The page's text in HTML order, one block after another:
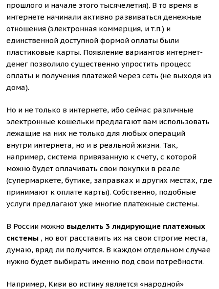
прошлого и начале этого тысячелетия). В то время в
интернете начинали активно развиваться денежные
отношения (электронная коммерция, и т.п.) и
единственной доступной формой оплаты были
пластиковые карты. Появление вариантов интернет-
денег позволило существенно упростить процесс
оплаты и получения платежей через сеть (не выходя из
дома).
Но и не только в интернете, ибо сейчас различные
электронные кошельки предлагают вам использовать
лежащие на них не только для любых операций
внутри интернета, но и в реальной жизни. Так,
например, система привязанную к счету, с которой
можно будет оплачивать свои покупки в реале
(супермаркете, бутике, заправках и других местах, где
принимают к оплате карты). Собственно, подобные
услуги предлагают уже многие платежные системы.
В России можно выделить 3 лидирующие платежных
системы , но вот расставить их на свои строгие места,
думаю, вряд ли получится. В каждом отдельном случае
нужно будет выбирать именно под свои потребности.
Например, Киви во истину является «народной»